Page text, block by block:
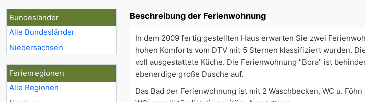
Bundesländer
Alle Bundesländer
Niedersachsen
Ferienregionen
Alle Regionen
Beschreibung der Ferienwohnung
In dem 2009 fertig gestellten Haus erwarten Sie zwei
hohen Komforts vom DTV mit 5 Sternen klassifiziert wurden.
voll ausgestattete Küche. Die Ferienwohnung "Bora" ist
ebenerdige große Dusche auf.
Das Bad der Ferienwohnung ist mit 2 Waschbecken, WC u.